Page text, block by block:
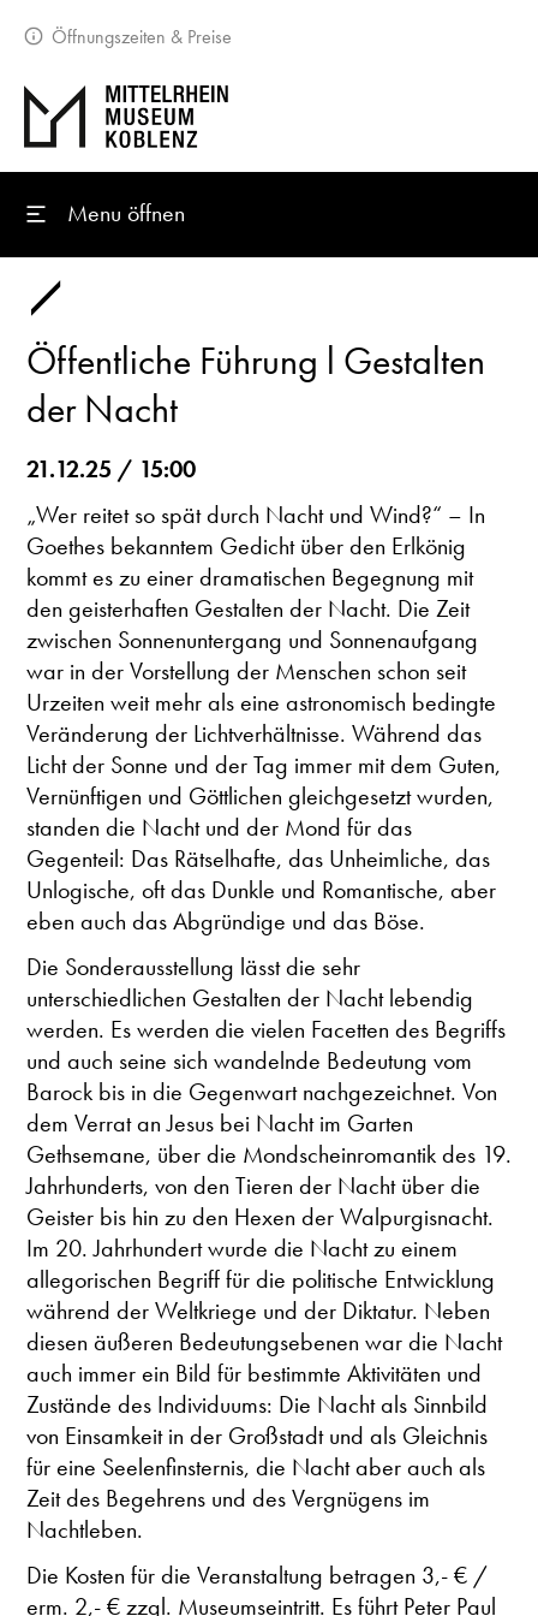
Öffnungszeiten & Preise
Menu öffnen
Öffentliche Führung l Gestalten
der Nacht
21.12.25 / 15:00
„Wer reitet so spät durch Nacht und Wind?“ – In
Goethes bekanntem Gedicht über den Erlkönig
kommt es zu einer dramatischen Begegnung mit
den geisterhaften Gestalten der Nacht. Die Zeit
zwischen Sonnenuntergang und Sonnenaufgang
war in der Vorstellung der Menschen schon seit
Urzeiten weit mehr als eine astronomisch bedingte
Veränderung der Lichtverhältnisse. Während das
Licht der Sonne und der Tag immer mit dem Guten,
Vernünftigen und Göttlichen gleichgesetzt wurden,
standen die Nacht und der Mond für das
Gegenteil: Das Rätselhafte, das Unheimliche, das
Unlogische, oft das Dunkle und Romantische, aber
eben auch das Abgründige und das Böse.
Die Sonderausstellung lässt die sehr
unterschiedlichen Gestalten der Nacht lebendig
werden. Es werden die vielen Facetten des Begriffs
und auch seine sich wandelnde Bedeutung vom
Barock bis in die Gegenwart nachgezeichnet. Von
dem Verrat an Jesus bei Nacht im Garten
Gethsemane, über die Mondscheinromantik des 19.
Jahrhunderts, von den Tieren der Nacht über die
Geister bis hin zu den Hexen der Walpurgisnacht.
Im 20. Jahrhundert wurde die Nacht zu einem
allegorischen Begriff für die politische Entwicklung
während der Weltkriege und der Diktatur. Neben
diesen äußeren Bedeutungsebenen war die Nacht
auch immer ein Bild für bestimmte Aktivitäten und
Zustände des Individuums: Die Nacht als Sinnbild
von Einsamkeit in der Großstadt und als Gleichnis
für eine Seelenfinsternis, die Nacht aber auch als
Zeit des Begehrens und des Vergnügens im
Nachtleben.
Die Kosten für die Veranstaltung betragen 3,- € /
erm. 2,- € zzgl. Museumseintritt. Es führt Peter Paul